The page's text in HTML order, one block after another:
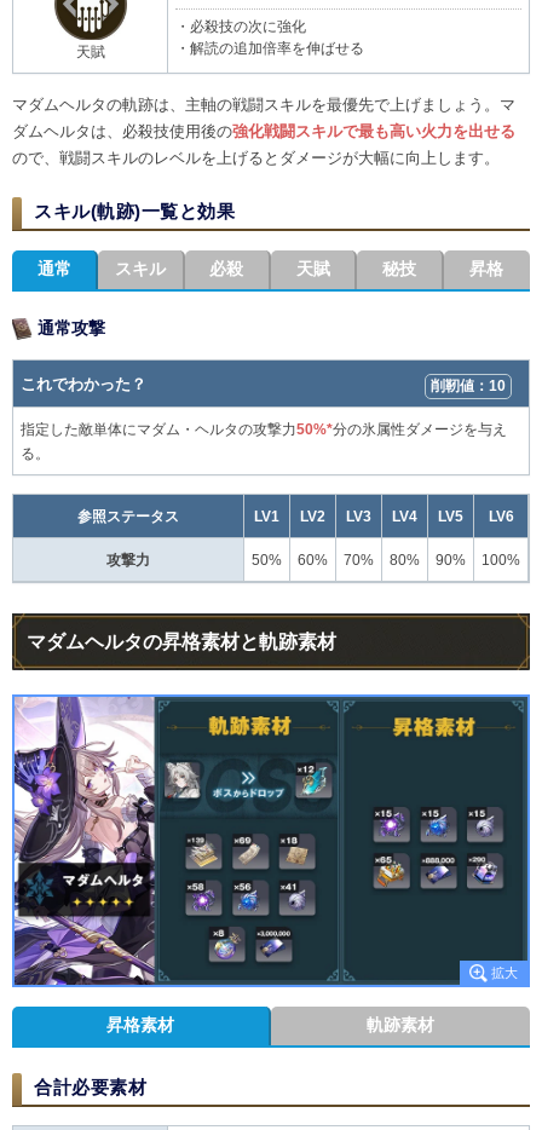
天賦
・必殺技の次に強化
・解読の追加倍率を伸ばせる
マダムヘルタの軌跡は、主軸の戦闘スキルを最優先で上げましょう。マ
ダムヘルタは、必殺技使用後の強化戦闘スキルで最も高い火力を出せる
ので、戦闘スキルのレベルを上げるとダメージが大幅に向上します。
スキル(軌跡)一覧と効果
通常 スキル 必殺 天賦 秘技 昇格
通常攻撃
これでわかった？ 削靭値：10
指定した敵単体にマダム・ヘルタの攻撃力50%*分の氷属性ダメージを与え
る。
参照ステータス LV1 LV2 LV3 LV4 LV5 LV6
攻撃力 50% 60% 70% 80% 90% 100%
マダムヘルタの昇格素材と軌跡素材
昇格素材 軌跡素材
合計必要素材